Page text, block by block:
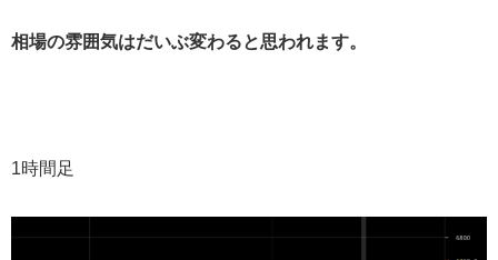
相場の雰囲気はだいぶ変わると思われます。
1時間足